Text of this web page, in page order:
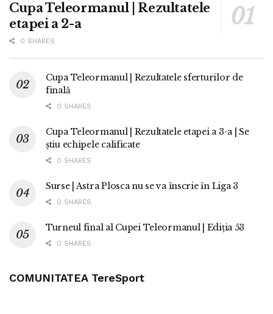
Cupa Teleormanul | Rezultatele
etapei a 2-a
0 SHARES
Cupa Teleormanul | Rezultatele sferturilor de
finală
0 SHARES
Cupa Teleormanul | Rezultatele etapei a 3-a | Se
știu echipele calificate
0 SHARES
Surse | Astra Plosca nu se va înscrie în Liga 3
0 SHARES
Turneul final al Cupei Teleormanul | Ediția 53
0 SHARES
COMUNITATEA TereSport